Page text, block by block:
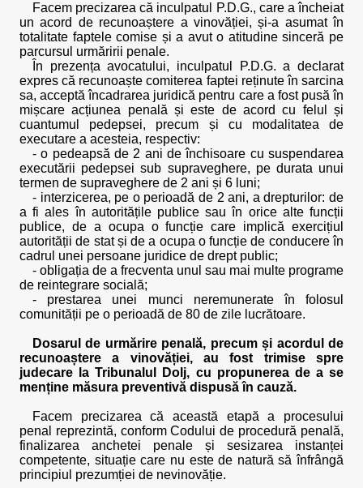
Facem precizarea că inculpatul P.D.G., care a încheiat
un acord de recunoaștere a vinovăției, și-a asumat în
totalitate faptele comise și a avut o atitudine sinceră pe
parcursul urmăririi penale.
În prezența avocatului, inculpatul P.D.G. a declarat
expres că recunoaște comiterea faptei reținute în sarcina
sa, acceptă încadrarea juridică pentru care a fost pusă în
mișcare acțiunea penală și este de acord cu felul și
cuantumul pedepsei, precum și cu modalitatea de
executare a acesteia, respectiv:
- o pedeapsă de 2 ani de închisoare cu suspendarea
executării pedepsei sub supraveghere, pe durata unui
termen de supraveghere de 2 ani și 6 luni;
- interzicerea, pe o perioadă de 2 ani, a drepturilor: de
a fi ales în autoritățile publice sau în orice alte funcții
publice, de a ocupa o funcție care implică exercițiul
autorității de stat și de a ocupa o funcție de conducere în
cadrul unei persoane juridice de drept public;
- obligația de a frecventa unul sau mai multe programe
de reintegrare socială;
- prestarea unei munci neremunerate în folosul
comunității pe o perioadă de 80 de zile lucrătoare.
Dosarul de urmărire penală, precum și acordul de
recunoaștere a vinovăției, au fost trimise spre
judecare la Tribunalul Dolj, cu propunerea de a se
menține măsura preventivă dispusă în cauză.
Facem precizarea că această etapă a procesului
penal reprezintă, conform Codului de procedură penală,
finalizarea anchetei penale și sesizarea instanței
competente, situație care nu este de natură să înfrângă
principiul prezumției de nevinovăție.